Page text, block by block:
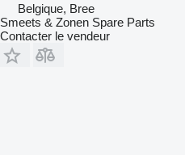
Belgique, Bree
Smeets & Zonen Spare Parts
Contacter le vendeur